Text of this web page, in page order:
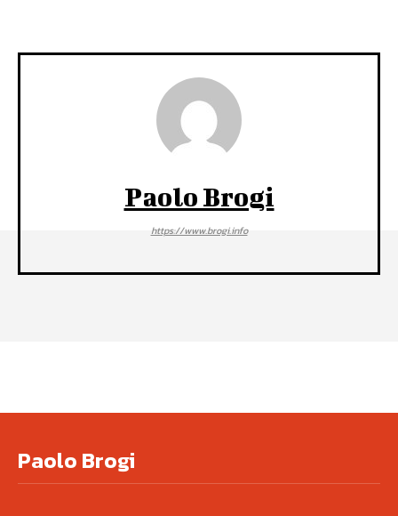
Paolo Brogi
https://www.brogi.info
Paolo Brogi